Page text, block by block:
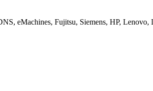
eMachines, Fujitsu, Siemens, HP,